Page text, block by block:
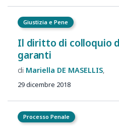
Giustizia e Pene
Il diritto di colloquio
garanti
Mariella DE MASELLIS
29 dicembre 2018
Processo Penale